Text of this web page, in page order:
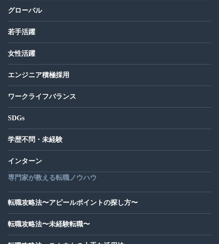
グローバル
若手活躍
女性活躍
エンジニア積極採用
ワークライフバランス
SDGs
学歴不問・未経験
インターン
専門家が教える転職ノウハウ
転職攻略法〜アピールポイントの探し方〜
転職攻略法〜未経験転職〜